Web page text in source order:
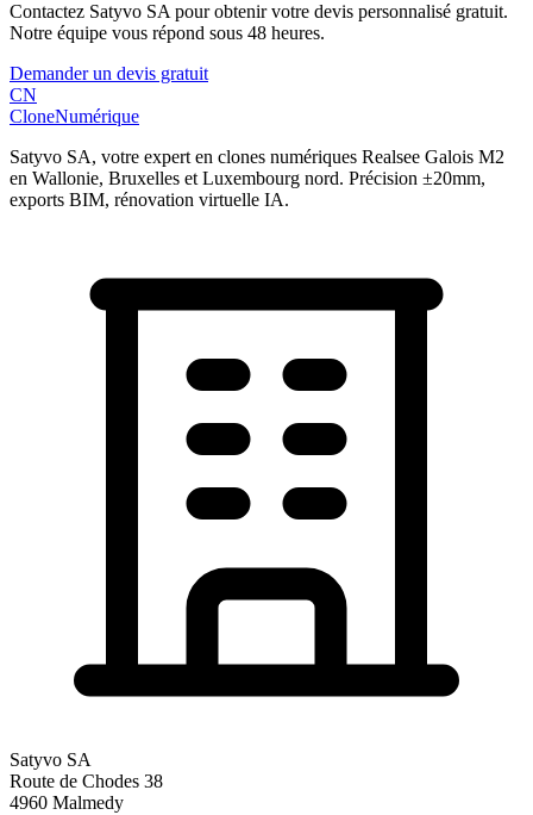
Contactez Satyvo SA pour obtenir votre devis personnalisé gratuit.
Notre équipe vous répond sous 48 heures.
Demander un devis gratuit
CN
CloneNumérique
Satyvo SA, votre expert en clones numériques Realsee Galois M2
en Wallonie, Bruxelles et Luxembourg nord. Précision ±20mm,
exports BIM, rénovation virtuelle IA.
Satyvo SA
Route de Chodes 38
4960 Malmedy